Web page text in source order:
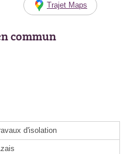
Trajet Maps
commun
d'isolation